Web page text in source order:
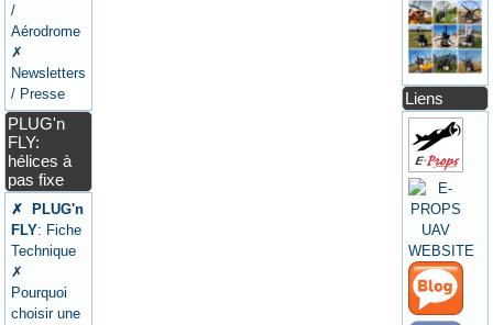
/
Aérodrome
✗
Newsletters
/ Presse
PLUG'n
FLY:
hélices à
pas fixe
✗ PLUG'n
FLY: Fiche
Technique
✗
Pourquoi
choisir une
Liens